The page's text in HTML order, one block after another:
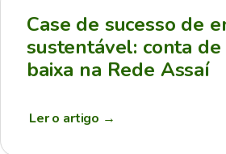
Case de sucesso de
sustentável: conta
baixa na Rede Assaí
Ler o artigo →